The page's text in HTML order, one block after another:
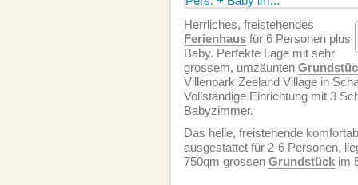
Herrliches, freistehendes
Ferienhaus für 6 Personen plus
Baby. Perfekte Lage mit sehr
grossem, umzäunten
Villenpark Zeeland Village in
Vollständige Einrichtung mit 3
Babyzimmer.
Das helle, freistehende
ausgestattet für 2-6 Personen,
750qm grossen Grundstück im